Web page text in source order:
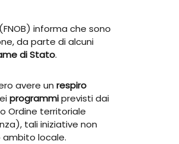
(FNOB) informa che sono
da parte di alcuni
di Stato.
avere un respiro
programmiprevisti dai
Ordine territoriale
tali iniziative non
ambito locale.